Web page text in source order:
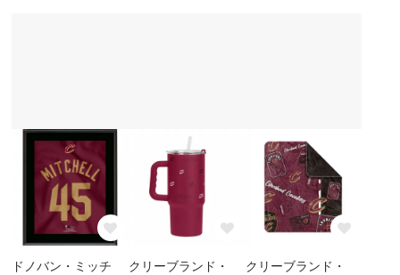
ドノバン・ミッチ
クリーブランド・
クリーブランド・